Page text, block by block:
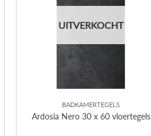
UITVERKOCHT
BADKAMERTEGELS
Ardosia Nero 30 x 60 vloertegels